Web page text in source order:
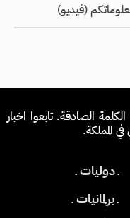
(فيديو)
الصادقة. تابعوا اخبار
المملكة.
ـ دوليات ـ
ـ برلمانيات ـ